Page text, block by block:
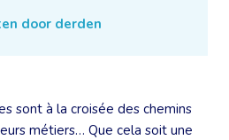
door derden
sont à la croisée des chemins
métiers… Que cela soit une